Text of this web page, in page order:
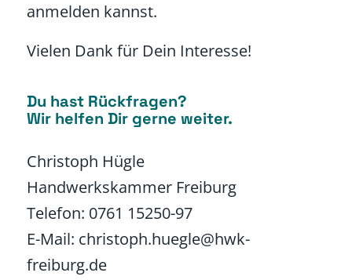
anmelden kannst.
Vielen Dank für Dein Interesse!
Du hast Rückfragen?
Wir helfen Dir gerne weiter.
Christoph Hügle
Handwerkskammer Freiburg
Telefon: 0761 15250-97
E-Mail: christoph.huegle@hwk-
freiburg.de